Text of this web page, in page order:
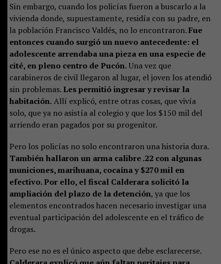
Sin embargo, cuando los policías fueron a buscarlo a la
vivienda donde, supuestamente, residía con su padre, en
la población Francisco Valdés, no lo encontraron.Fue
entonces cuando surgió un nuevo antecedente: el
adolescente arrendaba una pieza en una especie de
cité, en pleno centro de Pucón.Una vez que
carabineros de civil llegaron al lugar, el joven los atendió
sin problemas. Les permitió ingresar y revisar la
habitación.Allí explicó, entre otras cosas, que vivía
solo, que ya no asistía al colegio y que los $150 mil del
arriendo eran pagados por su progenitor.
Pero los policías no solo encontraron una historia dura.
También hallaron un arma calibre .22 con algunas
municiones, marihuana, cocaína y $270 mil en
efectivo. Por ello, el fiscal Calderara solicitó la
ampliación del plazo de la detención, ya que los
elementos encontrados hacen necesario investigar una
eventual participación del adolescente en el tráfico de
drogas.
Pero ese no es el único aspecto que debe esclarecerse.